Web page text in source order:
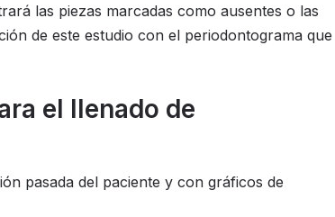
las piezas marcadas como ausentes o las
de este estudio con el periodontograma que
el llenado de
pasada del paciente y con gráficos de